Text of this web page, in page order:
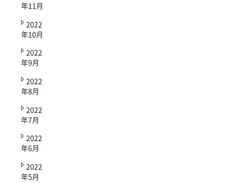
年11月
2022
年10月
2022
年9月
2022
年8月
2022
年7月
2022
年6月
2022
年5月